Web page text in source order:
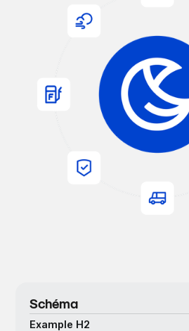
Schéma
Example H2